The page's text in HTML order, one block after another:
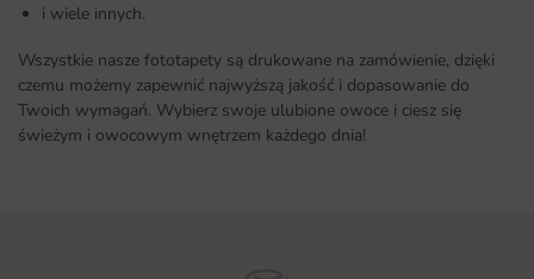
i wiele innych.
Wszystkie nasze fototapety są drukowane na zamówienie, dzięki
czemu możemy zapewnić najwyższą jakość i dopasowanie do
Twoich wymagań. Wybierz swoje ulubione owoce i ciesz się
świeżym i owocowym wnętrzem każdego dnia!